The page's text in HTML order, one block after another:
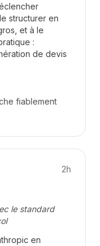
structurer en
et à le
:
de devis
fiablement
2h
le standard
en